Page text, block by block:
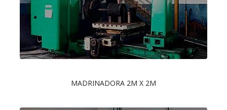
MADRINADORA 2M X 2M